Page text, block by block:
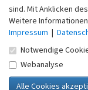
Nachricht
sind. Mit Anklicken
Weitere
Impressum |
Notwendige
Webanalyse